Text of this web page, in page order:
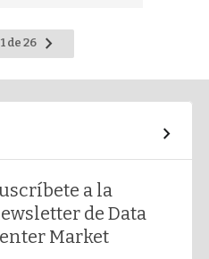
de 26 Ir
a
a la
de Data
Market